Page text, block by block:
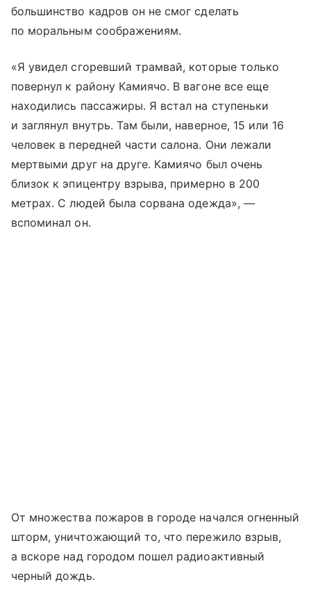
большинство кадров он не смог сделать
по моральным соображениям.
«Я увидел сгоревший трамвай, которые только
повернул к району Камиячо. В вагоне все еще
находились пассажиры. Я встал на ступеньки
и заглянул внутрь. Там были, наверное, 15 или 16
человек в передней части салона. Они лежали
мертвыми друг на друге. Камиячо был очень
близок к эпицентру взрыва, примерно в 200
метрах. С людей была сорвана одежда», —
вспоминал он.
От множества пожаров в городе начался огненный
шторм, уничтожающий то, что пережило взрыв,
а вскоре над городом пошел радиоактивный
черный дождь.